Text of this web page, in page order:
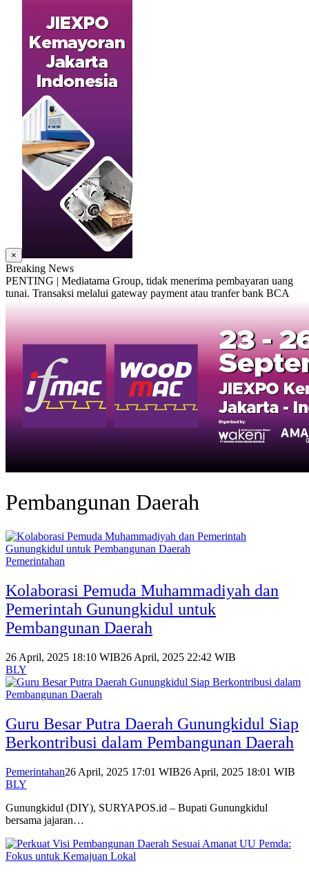
×
Breaking News
PENTING | Mediatama Group, tidak menerima pembayaran uang
tunai. Transaksi melalui gateway payment atau tranfer bank BCA
Pembangunan Daerah
Pemerintahan
Kolaborasi Pemuda Muhammadiyah dan
Pemerintah Gunungkidul untuk
Pembangunan Daerah
26 April, 2025 18:10 WIB26 April, 2025 22:42 WIB
BLY
Guru Besar Putra Daerah Gunungkidul Siap
Berkontribusi dalam Pembangunan Daerah
Pemerintahan26 April, 2025 17:01 WIB26 April, 2025 18:01 WIB
BLY
Gunungkidul (DIY), SURYAPOS.id – Bupati Gunungkidul
bersama jajaran…